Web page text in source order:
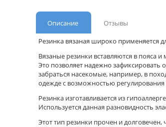
Описание
Отзывы
Резинка вязаная широко применяется
Вязаные резинки вставляются в пояса
Это позволяет надежно зафиксировать
забраться насекомые, например, в
одежде с возможностью
Резинка изготавливается из
Используется данная разновидность
Этот тип резинки прочен и